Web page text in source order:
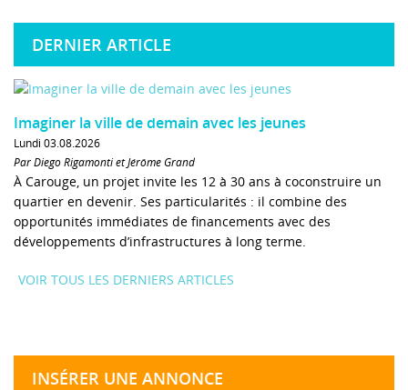
DERNIER ARTICLE
Imaginer la ville de demain avec les jeunes
Lundi 03.08.2026
Par Diego Rigamonti et Jérôme Grand
À Carouge, un projet invite les 12 à 30 ans à coconstruire un
quartier en devenir. Ses particularités : il combine des
opportunités immédiates de financements avec des
développements d’infrastructures à long terme.
VOIR TOUS LES DERNIERS ARTICLES
INSÉRER UNE ANNONCE